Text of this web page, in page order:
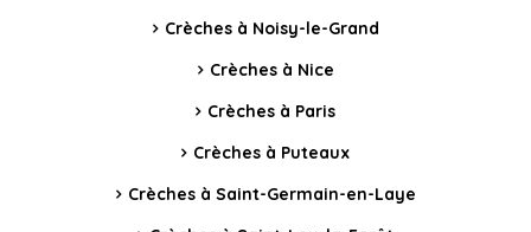
Crèches à Noisy-le-Grand
Crèches à Nice
Crèches à Paris
Crèches à Puteaux
Crèches à Saint-Germain-en-Laye